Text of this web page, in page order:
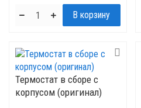
Термостат в сборе с
корпусом (оригинал)